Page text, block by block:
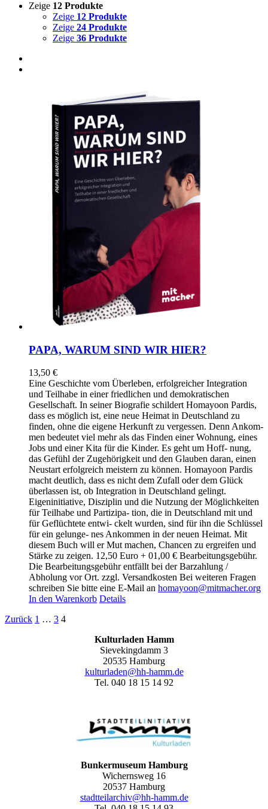
Zeige 12 Produkte
Zeige 12 Produkte
Zeige 24 Produkte
Zeige 36 Produkte
PAPA, WARUM SIND WIR HIER?
13,50 €
Eine Geschichte vom Überleben, erfolgreicher Integration
und Teilhabe in einer friedlichen und demokratischen
Gesellschaft. In seiner Biografie schildert Homayoon Pardis,
dass es möglich ist, eine neue Heimat in Deutschland zu
finden, ohne die eigene Herkunft zu vergessen. Denn Ankom-
men bedeutet viel mehr als das Finden einer Wohnung, eines
Jobs und einer Kita für die Kinder. Es geht um Hoff- nung,
das Gefühl der Zugehörigkeit und den Glauben daran, einen
Neustart erfolgreich meistern zu können. Homayoon Pardis
macht deutlich, dass es nicht dem Zufall oder dem Glück
überlassen ist, ob Integration in Deutschland gelingt.
Eigeninitiative, Disziplin und die Nutzung der Möglichkeiten
für Teilhabe und Partizipa- tion, die in Deutschland mit und
für Geflüchtete entwi- ckelt wurden, sind für ihn die Schlüssel
für ein gelunge- nes Ankommen in der neuen Heimat. Mit
diesem Buch will er Mut machen, Chancen zu ergreifen und
Stärke zu zeigen. 12,50 Euro + 01,00 € Bearbeitungsgebühr.
Die Bearbeitungsgebühr entfällt bei der Barzahlung /
Abholung vor Ort. zzgl. Versandkosten Bei weiteren Fragen
schreiben Sie bitte eine E-Mail an homayoon@mitmacher.org
In den Warenkorb Details
Zurück 1 … 3 4
Kulturladen Hamm
Sievekingdamm 3
20535 Hamburg
kulturladen@hh-hamm.de
Tel. 040 18 15 14 92
Bunkermuseum Hamburg
Wichernsweg 16
20537 Hamburg
stadtteilarchiv@hh-hamm.de